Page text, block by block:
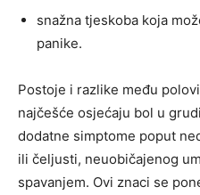
snažna tjeskoba koja
panike.
Postoje i razlike među
najčešće osjećaju bol u
dodatne simptome poput
ili čeljusti, neuobičajenog
spavanjem. Ovi znaci se